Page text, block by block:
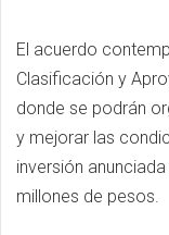
El acuerdo
Clasificación y
donde se podrán
y mejorar las
inversión
millones de pesos.